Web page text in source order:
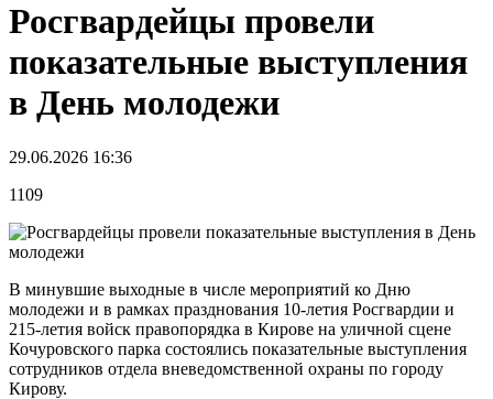
Росгвардейцы провели
показательные выступления
в День молодежи
29.06.2026 16:36
1109
В минувшие выходные в числе мероприятий ко Дню
молодежи и в рамках празднования 10-летия Росгвардии и
215-летия войск правопорядка в Кирове на уличной сцене
Кочуровского парка состоялись показательные выступления
сотрудников отдела вневедомственной охраны по городу
Кирову.